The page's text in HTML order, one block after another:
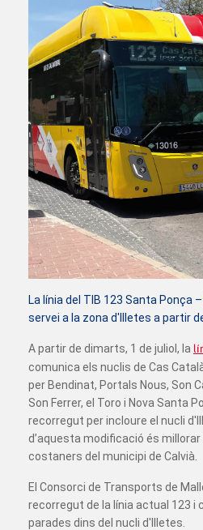
La línia del TIB 123 Santa Ponça
servei a la zona d'Illetes a partir
A partir de dimarts, 1 de juliol, la
comunica els nuclis de Cas
per Bendinat, Portals Nous, Son
Son Ferrer, el Toro i Nova Santa
recorregut per incloure el nucli
d’aquesta modificació és
costaners del municipi de Calvià.
El Consorci de Transports de
recorregut de la línia actual 123 i
parades dins del nucli d'Illetes.